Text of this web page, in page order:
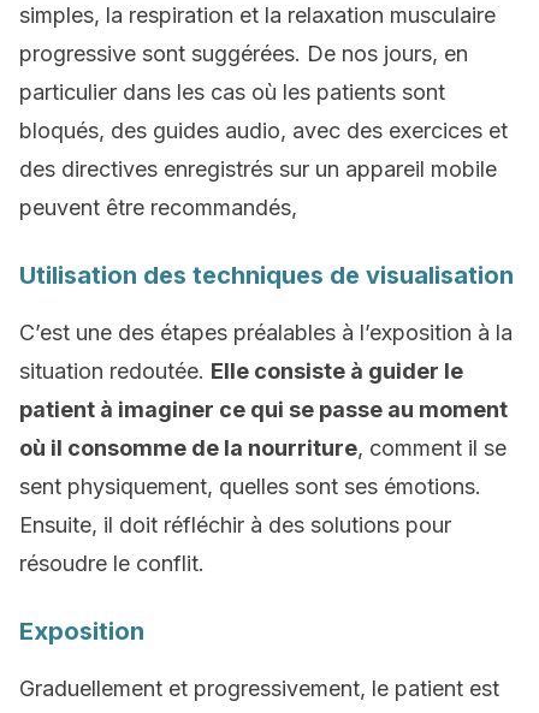
simples, la respiration et la relaxation musculaire
progressive sont suggérées. De nos jours, en
particulier dans les cas où les patients sont
bloqués, des guides audio, avec des exercices et
des directives enregistrés sur un appareil mobile
peuvent être recommandés,
Utilisation des techniques de visualisation
C’est une des étapes préalables à l’exposition à la
situation redoutée. Elle consiste à guider le
patient à imaginer ce qui se passe au moment
où il consomme de la nourriture, comment il se
sent physiquement, quelles sont ses émotions.
Ensuite, il doit réfléchir à des solutions pour
résoudre le conflit.
Exposition
Graduellement et progressivement, le patient est